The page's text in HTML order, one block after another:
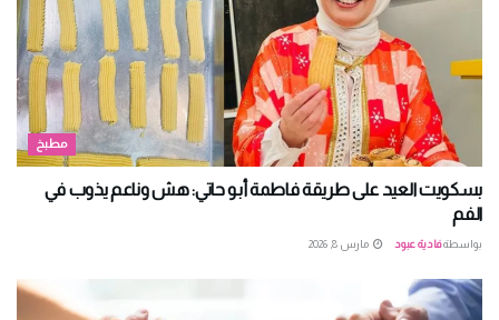
مطبخ
بسكويت العيد على طريقة فاطمة أبو حاتي: هش وناعم يذوب في
الفم
بواسطةفادية عبود مارس 8, 2026